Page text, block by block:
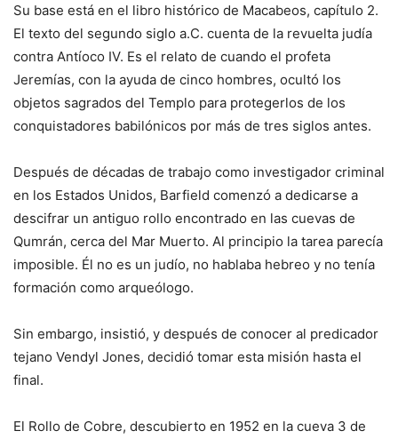
Su base está en el libro histórico de Macabeos, capítulo 2.
El texto del segundo siglo a.C. cuenta de la revuelta judía
contra Antíoco IV. Es el relato de cuando el profeta
Jeremías, con la ayuda de cinco hombres, ocultó los
objetos sagrados del Templo para protegerlos de los
conquistadores babilónicos por más de tres siglos antes.
Después de décadas de trabajo como investigador criminal
en los Estados Unidos, Barfield comenzó a dedicarse a
descifrar un antiguo rollo encontrado en las cuevas de
Qumrán, cerca del Mar Muerto. Al principio la tarea parecía
imposible. Él no es un judío, no hablaba hebreo y no tenía
formación como arqueólogo.
Sin embargo, insistió, y después de conocer al predicador
tejano Vendyl Jones, decidió tomar esta misión hasta el
final.
El Rollo de Cobre, descubierto en 1952 en la cueva 3 de